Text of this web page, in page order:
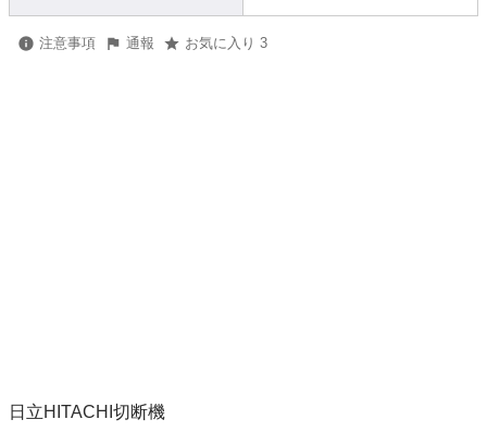
注意事項 通報 お気に入り 3
日立HITACHI切断機